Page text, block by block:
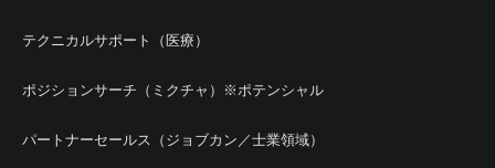
テクニカルサポート（医療）
ポジションサーチ（ミクチャ）※ポテンシャル
パートナーセールス（ジョブカン／士業領域）